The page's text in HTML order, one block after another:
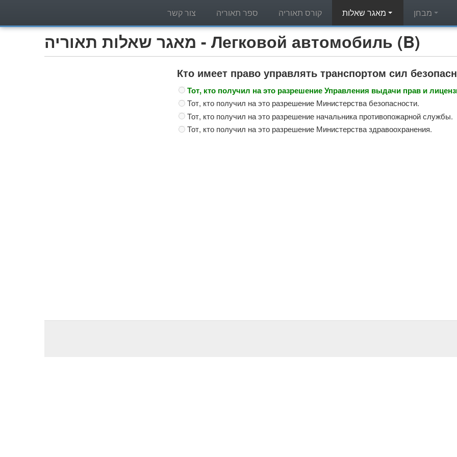
קורס תאוריה ספר תאוריה צור קשר
מאגר שאלות תאוריה - Легковой автомобиль (B)
Кто имеет право управлять транспортом сил
Тот, кто получил на это разрешение Управления выдачи прав и
Тот, кто получил на это разрешение Министерства безопасности.
Тот, кто получил на это разрешение начальника противопожарной службы.
Тот, кто получил на это разрешение Министерства здравоохранения.